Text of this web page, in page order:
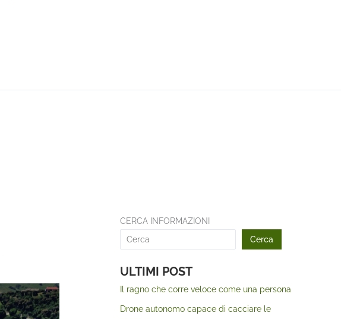
CERCA INFORMAZIONI
Cerca
ULTIMI POST
Il ragno che corre veloce come una persona
Drone autonomo capace di cacciare le